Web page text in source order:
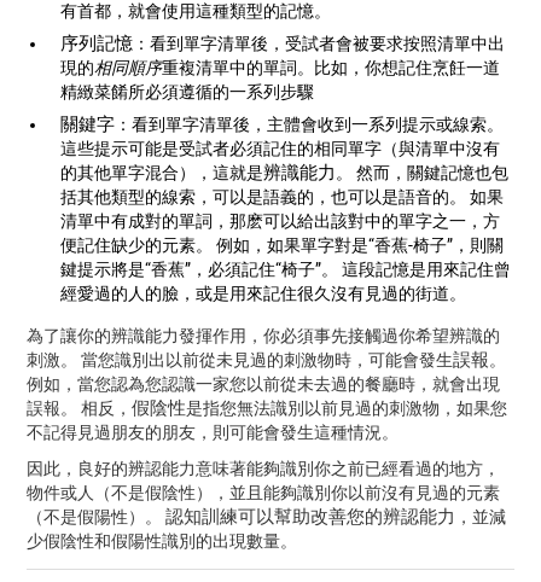
有首都，就會使用這種類型的記憶。
序列記憶 ：看到單字清單後，受試者會被要求按照清單中出
現的相同順序重複清單中的單詞。比如，你想記住烹飪一道
精緻菜餚所必須遵循的一系列步驟
關鍵字 ：看到單字清單後，主體會收到一系列提示或線索。
這些提示可能是受試者必須記住的相同單字（與清單中沒有
的其他單字混合），這就是辨識能力 。 然而，關鍵記憶也包
括其他類型的線索，可以是語義的，也可以是語音的。 如果
清單中有成對的單詞，那麽可以給出該對中的單字之一，方
便記住缺少的元素。 例如，如果單字對是“香蕉-椅子”，則關
鍵提示將是“香蕉”，必須記住“椅子”。 這段記憶是用來記住曾
經愛過的人的臉，或是用來記住很久沒有見過的街道。
為了讓你的辨識能力發揮作用，你必須事先接觸過你希望辨識的
刺激。 當您識別出以前從未見過的刺激物時，可能會發生誤報。
例如，當您認為您認識一家您以前從未去過的餐廳時，就會出現
誤報。 相反，假陰性是指您無法識別以前見過的刺激物，如果您
不記得見過朋友的朋友，則可能會發生這種情況。
因此，良好的辨認能力意味著能夠識別你之前已經看過的地方，
物件或人（不是假陰性），並且能夠識別你以前沒有見過的元素
（不是假陽性）。認知訓練可以幫助改善您的辨認能力 ，並減
少假陰性和假陽性識別的出現數量。